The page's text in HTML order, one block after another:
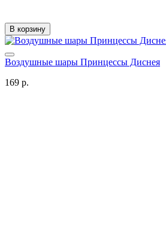
В корзину
Воздушные шары Принцессы Диснея
169 р.